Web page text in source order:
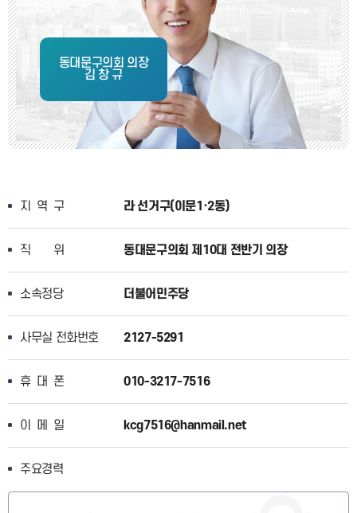
동대문구의회 의장
김 창 규
지역구 라 선거구(이문1·2동)
직위 동대문구의회 제10대 전반기 의장
소속정당 더불어민주당
사무실 전화번호 2127-5291
휴대폰 010-3217-7516
이메일 kcg7516@hanmail.net
주요경력